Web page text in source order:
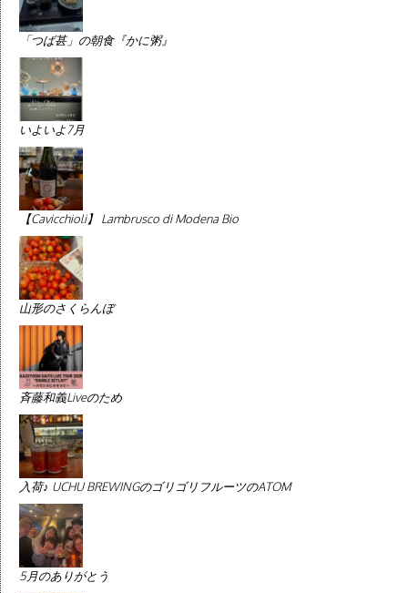
「つば甚」の朝食『かに粥』
いよいよ7月
【Cavicchioli】 Lambrusco di Modena Bio
山形のさくらんぼ
斉藤和義Liveのため
入荷♪ UCHU BREWINGのゴリゴリフルーツのATOM
5月のありがとう